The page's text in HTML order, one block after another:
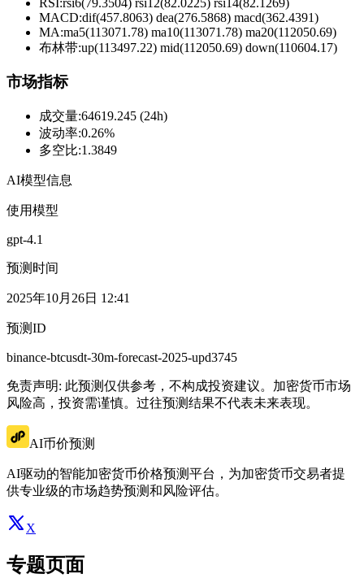
MACD:dif(457.8063) dea(276.5868) macd(362.4391)
MA:ma5(113071.78) ma10(113071.78) ma20(112050.69)
布林带:up(113497.22) mid(112050.69) down(110604.17)
市场指标
成交量:64619.245 (24h)
波动率:0.26%
多空比:1.3849
AI模型信息
使用模型
gpt-4.1
预测时间
2025年10月26日 12:41
预测ID
binance-btcusdt-30m-forecast-2025-upd3745
免责声明: 此预测仅供参考，不构成投资建议。加密货币市场
风险高，投资需谨慎。过往预测结果不代表未来表现。
AI币价预测
AI驱动的智能加密货币价格预测平台，为加密货币交易者提
供专业级的市场趋势预测和风险评估。
X
专题页面